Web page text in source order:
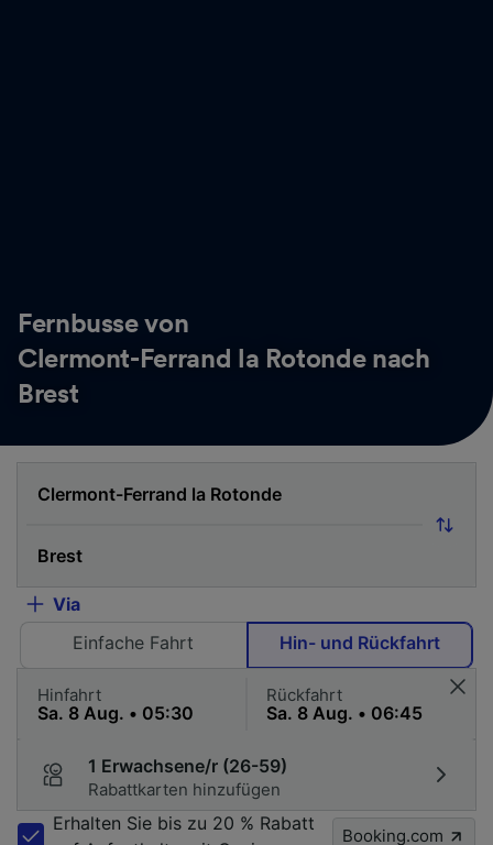
Fernbusse von
Clermont-Ferrand la Rotonde nach
Brest
Via
Einfache Fahrt
Hin- und Rückfahrt
Hinfahrt Rückfahrt
1 Erwachsene/r (26-59)
Rabattkarten hinzufügen
Erhalten Sie bis zu 20 % Rabatt
Booking.com